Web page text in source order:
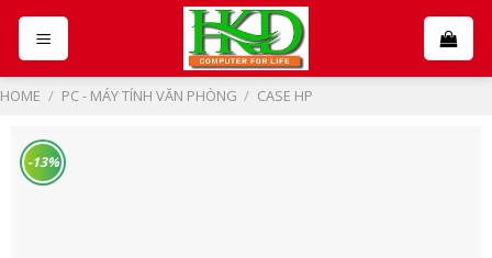
Skip
content
HOME / PC - MÁY TÍNH VĂN PHÒNG / CASE HP
-13%